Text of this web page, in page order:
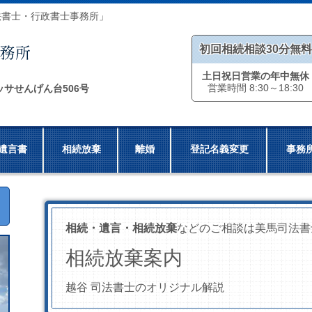
士・行政書士事務所」
サせんげん台506号
初回相続相談30分無料
土日祝日営業の年中無休
営業時間 8:30～18:30
言書 相続放棄 離婚 登記名義変更 事務
相続・遺言・相続放棄などのご相談は美馬司法
相続放棄案内
越谷 司法書士のオリジナル解説